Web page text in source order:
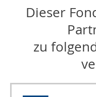
Dieser
zu